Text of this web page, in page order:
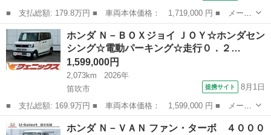
■ 支払総額: 179.8万円 ■ 車両本体価格： 1,719,000 円 ■ メーカ
ー名： ホンダ ■ 車種名： Ｎ－ＢＯＸカスタム ■ グレード
名： ベースグレード ホンダセンシング搭載 助手席側電動スライ
ドドア オー...
山梨 甲府市 N-BOX
ホンダ Ｎ－ＢＯＸジョイ ＪＯＹ☆ホンダセン
シング☆電動パーキング☆走行０．２…
1,599,000円
2,073km
2026年
笛吹市
提携サイト 8月1日
■ 支払総額: 169.9万円 ■ 車両本体価格： 1,599,000 円 ■ メーカ
ー名： ホンダ ■ 車種名： Ｎ－ＢＯＸジョイ ■ グレード名：
ＪＯＹ☆ホンダセンシング☆電動パーキング☆走行０．２万ｋｍ☆
山梨 笛吹市 ホンダ
ホンダ Ｎ－ＶＡＮ ファン・ターボ ４０００